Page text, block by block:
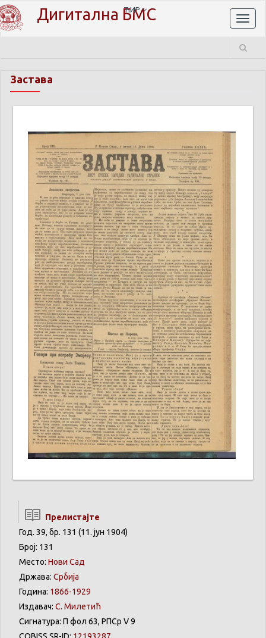
Дигитална БМС
ЋИР
Застава
Прелистајте
Год. 39, бр. 131 (11. јун 1904)
Број: 131
Место: Нови Сад
Држава: Србија
Година: 1866-1929
Издавач: С. Милетић
Сигнатура: П фол 63, РПСр V 9